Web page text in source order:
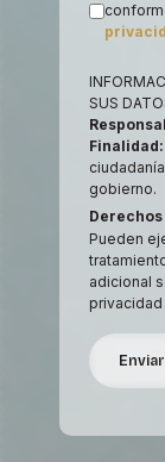
SUS
Finalidad:
gobierno.
Pueden
adicional
Enviar